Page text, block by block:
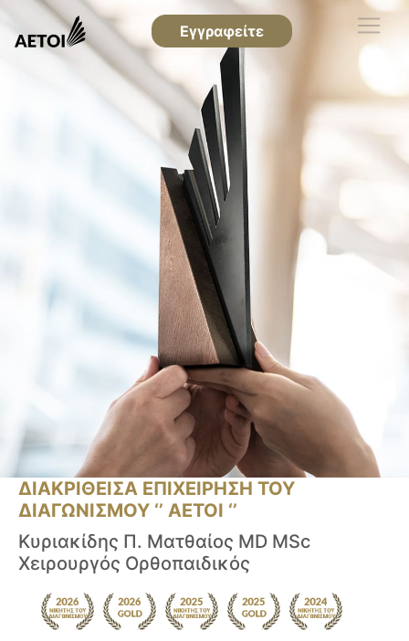
Εγγραφείτε
ΔΙΑΚΡΙΘΕΙΣΑ ΕΠΙΧΕΙΡΗΣΗ ΤΟΥ
ΔΙΑΓΩΝΙΣΜΟΥ ‘’ ΑΕΤΟΙ ‘’
Κυριακίδης Π. Ματθαίος MD MSc
Χειρουργός Ορθοπαιδικός